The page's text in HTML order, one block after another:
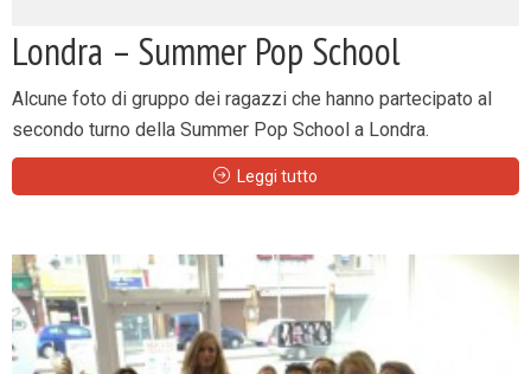
Londra – Summer Pop School
Alcune foto di gruppo dei ragazzi che hanno partecipato al
secondo turno della Summer Pop School a Londra.
Leggi tutto